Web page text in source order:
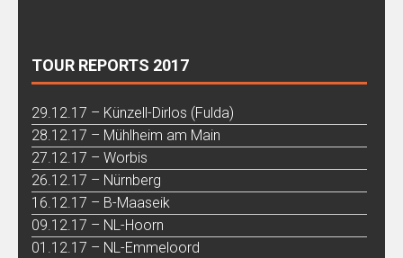
TOUR REPORTS 2017
29.12.17 – Künzell-Dirlos (Fulda)
28.12.17 – Mühlheim am Main
27.12.17 – Worbis
26.12.17 – Nürnberg
16.12.17 – B-Maaseik
09.12.17 – NL-Hoorn
01.12.17 – NL-Emmeloord